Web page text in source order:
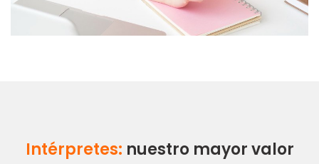
Intérpretes: nuestro mayor valor